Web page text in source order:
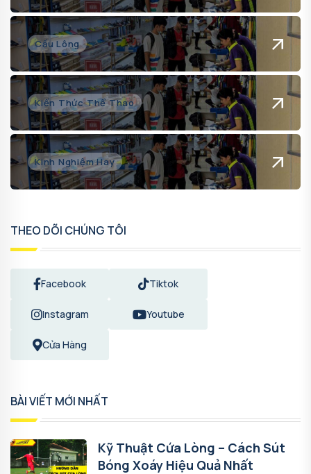
Cầu Lông
Kiến Thức Thể Thao
Kinh Nghiệm Hay
THEO DÕI CHÚNG TÔI
Facebook Tiktok
Instagram Youtube
Cửa Hàng
BÀI VIẾT MỚI NHẤT
Kỹ Thuật Cứa Lòng – Cách Sút
Bóng Xoáy Hiệu Quả Nhất